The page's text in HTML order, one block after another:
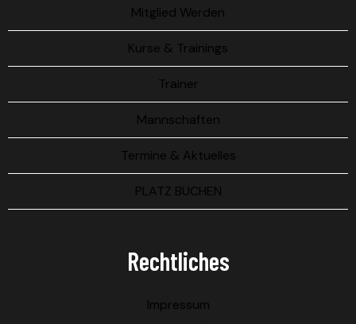
Mitglied Werden
Kurse & Trainings
Trainer
Mannschaften
Termine & Aktuelles
PLATZ BUCHEN
Rechtliches
Impressum